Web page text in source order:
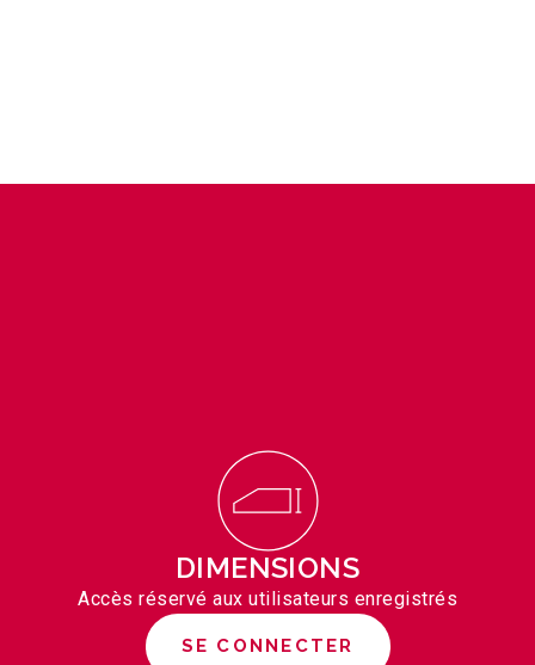
DIMENSIONS
Accès réservé aux utilisateurs enregistrés
SE CONNECTER